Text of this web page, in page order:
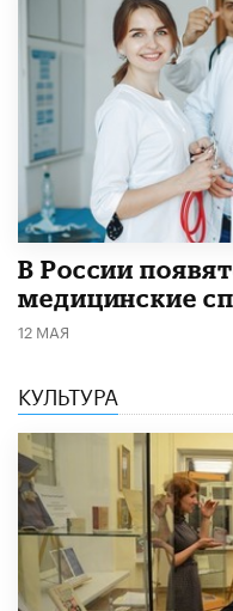
В России
медицинские
12 МАЯ
КУЛЬТУРА